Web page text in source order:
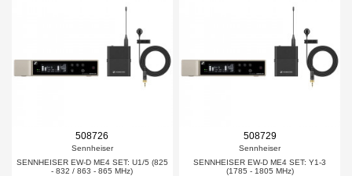
508726
Sennheiser
SENNHEISER EW-D ME4 SET: U1/5 (825
- 832 / 863 - 865 MHz)
508729
Sennheiser
SENNHEISER EW-D ME4 SET: Y1-3
(1785 - 1805 MHz)